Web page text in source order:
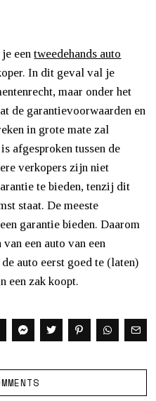
je eentweedehands auto
In dit geval val je
maar onder het
de garantievoorwaarden en
in grote mate zal
afgesproken tussen de
verkopers zijn niet
te bieden, tenzij dit
staat. De meeste
garantie bieden. Daarom
een auto van een
de auto eerst goed te (laten)
een zak koopt.